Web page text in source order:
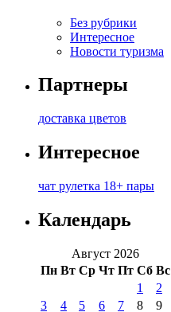
Без рубрики
Интересное
Новости туризма
Партнеры
доставка цветов
Интересное
чат рулетка 18+ пары
Календарь
Август 2026
Пн Вт Ср Чт Пт Сб Вс
1
2
3
4 5 6 7 8
9